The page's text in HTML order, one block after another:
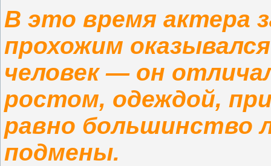
В это время актера
прохожим
человек — он
ростом, одеждой,
равно большинство
подмены.